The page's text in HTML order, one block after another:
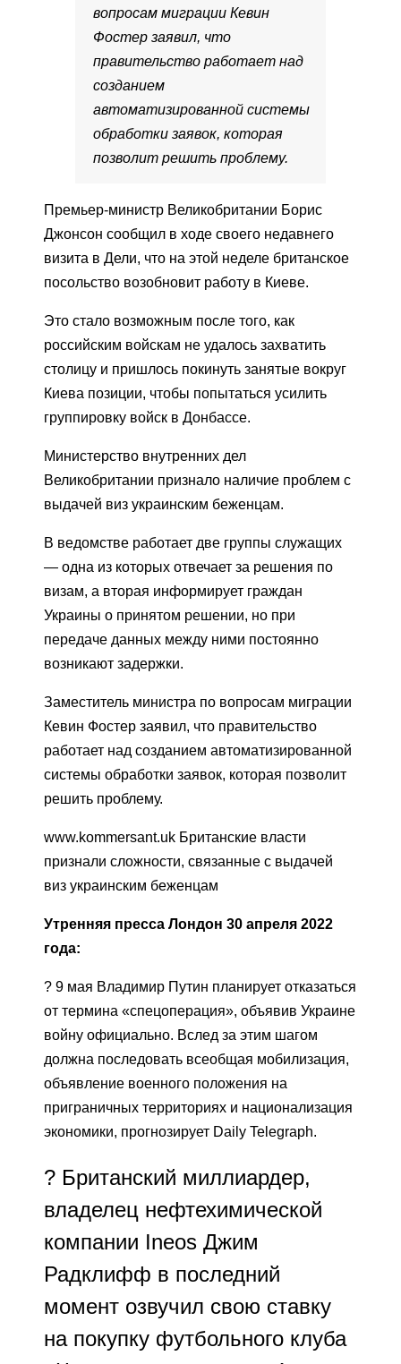
вопросам миграции Кевин
Фостер заявил, что
правительство работает над
созданием
автоматизированной системы
обработки заявок, которая
позволит решить проблему.
Премьер-министр Великобритании Борис
Джонсон сообщил в ходе своего недавнего
визита в Дели, что на этой неделе британское
посольство возобновит работу в Киеве.
Это стало возможным после того, как
российским войскам не удалось захватить
столицу и пришлось покинуть занятые вокруг
Киева позиции, чтобы попытаться усилить
группировку войск в Донбассе.
Министерство внутренних дел
Великобритании признало наличие проблем с
выдачей виз украинским беженцам.
В ведомстве работает две группы служащих
— одна из которых отвечает за решения по
визам, а вторая информирует граждан
Украины о принятом решении, но при
передаче данных между ними постоянно
возникают задержки.
Заместитель министра по вопросам миграции
Кевин Фостер заявил, что правительство
работает над созданием автоматизированной
системы обработки заявок, которая позволит
решить проблему.
www.kommersant.uk Британские власти
признали сложности, связанные с выдачей
виз украинским беженцам
Утренняя пресса Лондон 30 апреля 2022
года:
? 9 мая Владимир Путин планирует отказаться
от термина «спецоперация», объявив Украине
войну официально. Вслед за этим шагом
должна последовать всеобщая мобилизация,
объявление военного положения на
приграничных территориях и национализация
экономики, прогнозирует Daily Telegraph.
? Британский миллиардер,
владелец нефтехимической
компании Ineos Джим
Радклифф в последний
момент озвучил свою ставку
на покупку футбольного клуба